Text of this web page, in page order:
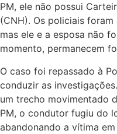
PM, ele não possui
(CNH). Os policiais
mas ele e a esposa não
momento, permanecem
O caso foi repassado à
conduzir as
um trecho movimentado
PM, o condutor fugiu do
abandonando a vítima